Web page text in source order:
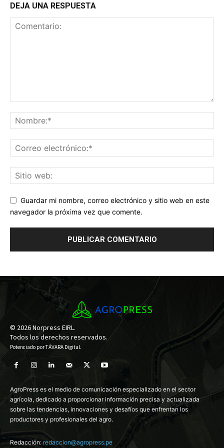
DEJA UNA RESPUESTA
Guardar mi nombre, correo electrónico y sitio web en este
navegador la próxima vez que comente.
© 2026 Norpress EIRL.
Todos los derechos reservados.
Potenciado porTÁVARA Digital.
AgroPress es el medio de comunicación especializado en el sector
agrícola, dedicado a proporcionar información precisa y actualizada
sobre las tendencias, innovaciones y desafíos que enfrentan los
productores y profesionales del agro.
Redacción:redaccion@agropress.pe